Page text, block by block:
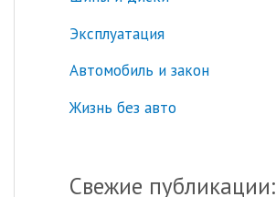
Эксплуатация
Автомобиль и закон
Жизнь без авто
Свежие публикации: